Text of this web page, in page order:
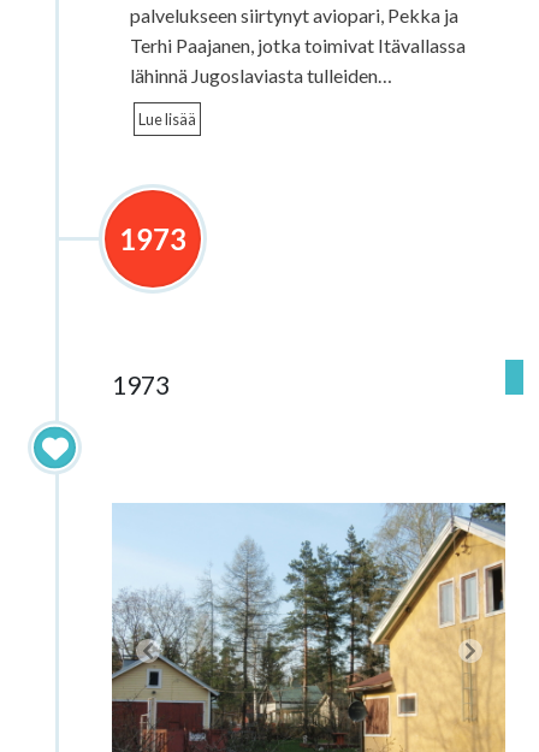
palvelukseen siirtynyt aviopari, Pekka ja
Terhi Paajanen, jotka toimivat Itävallassa
lähinnä Jugoslaviasta tulleiden…
Lue lisää
1973
1973